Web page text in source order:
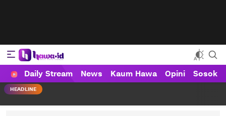
HAWA
Haluan Wanita Indonesia
Daily Stream News Kaum Hawa Opini Sosok
HEADLINE